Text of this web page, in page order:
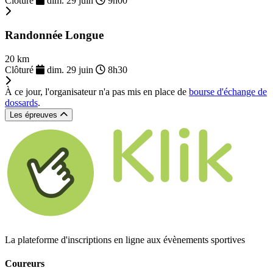
Randonnée Longue
20 km
Clôturé
dim. 29 juin 8h30
À ce jour, l'organisateur n'a pas mis en place de bourse d'échange de
dossards.
Les épreuves
La plateforme d'inscriptions en ligne aux évènements sportives
Coureurs